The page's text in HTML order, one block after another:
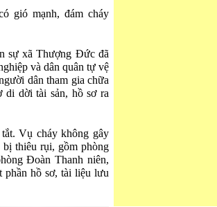
gió mạnh, đám cháy
sự xã Thượng Đức đã
và dân quân tự vệ
dân tham gia chữa
dời tài sản, hồ sơ ra
Vụ cháy không gây
thiêu rụi, gồm phòng
Đoàn Thanh niên,
phần hồ sơ, tài liệu lưu